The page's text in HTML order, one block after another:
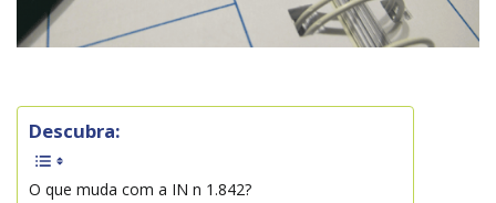
Descubra:
O que muda com a IN n 1.842?